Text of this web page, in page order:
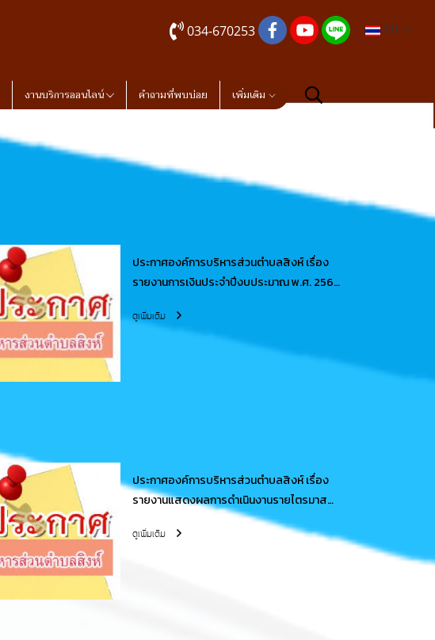
034-670253 TH
งานบริการออนไลน์ คำถามที่พบบ่อย เพิ่มเติม
ประกาศองค์การบริหารส่วนตำบลสิงห์ เรื่อง
รายงานการเงินประจำปีงบประมาณ พ.ศ. 2567
สำนักงานการตรวจเงินแผ่นดิน
ดูเพิ่มเติม
ประกาศองค์การบริหารส่วนตำบลสิงห์ เรื่อง
รายงานแสดงผลการดำเนินงานรายไตรมาส
ไตรมาสที่ 3 ประจำปีงบประมาณ 2566
ดูเพิ่มเติม